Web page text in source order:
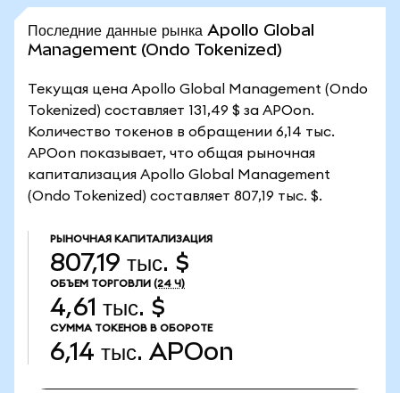
Последние данные рынка Apollo Global
Management (Ondo Tokenized)
Текущая цена Apollo Global Management (Ondo
Tokenized) составляет 131,49 $ за APOon.
Количество токенов в обращении 6,14 тыс.
APOon показывает, что общая рыночная
капитализация Apollo Global Management
(Ondo Tokenized) составляет 807,19 тыс. $.
РЫНОЧНАЯ КАПИТАЛИЗАЦИЯ
807,19 тыс. $
ОБЪЕМ ТОРГОВЛИ (24 Ч)
4,61 тыс. $
СУММА ТОКЕНОВ В ОБОРОТЕ
6,14 тыс. APOon